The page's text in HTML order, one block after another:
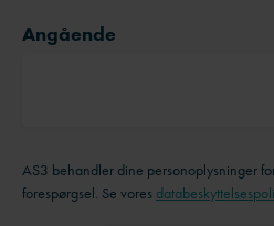
Angående
AS3 behandler dine personoplysninger
forespørgsel. Se vores